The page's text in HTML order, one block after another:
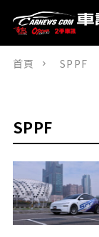
首頁 SPPF
SPPF